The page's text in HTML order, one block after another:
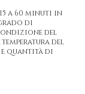
a 60 minuti in
di
del
del
quantità di